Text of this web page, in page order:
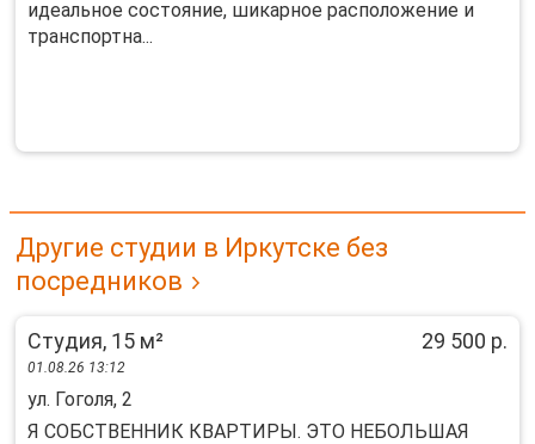
идеальное состояние, шикарное расположение и
транспортна...
Другие студии в Иркутске без
посредников
Студия, 15 м² 29 500 р.
01.08.26 13:12
ул. Гоголя, 2
Я СОБCТВЕНHИК КВАPТИPЫ. ЭТО НЕБОЛЬШАЯ